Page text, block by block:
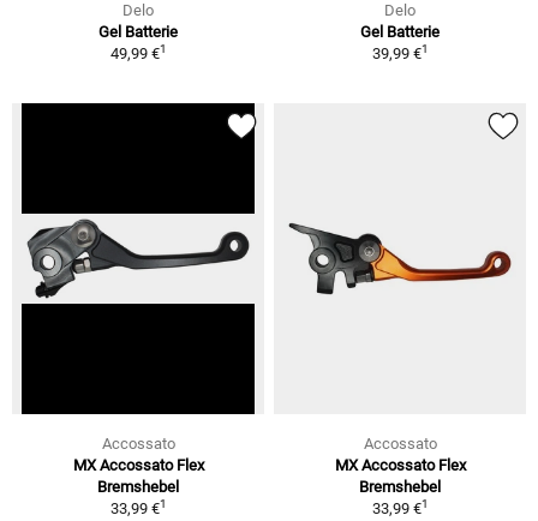
Delo
Gel Batterie
49,99 €1
Delo
Gel Batterie
39,99 €1
Accossato
MX Accossato Flex
Bremshebel
33,99 €1
Accossato
MX Accossato Flex
Bremshebel
33,99 €1